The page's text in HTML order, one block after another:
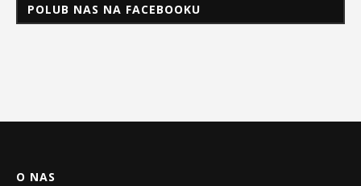
POLUB NAS NA FACEBOOKU
O NAS